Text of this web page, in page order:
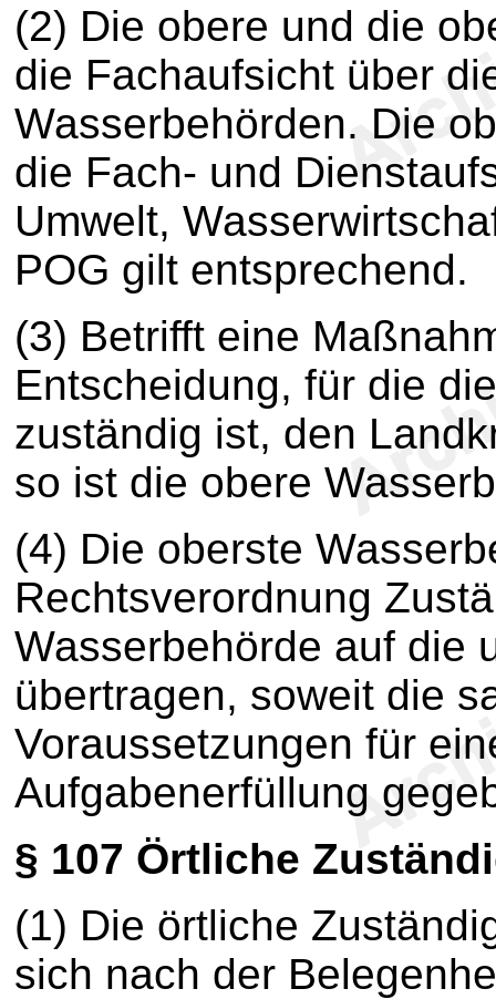
(2) Die obere und die
die Fachaufsicht über
Wasserbehörden. Die
die Fach- und
Umwelt,
POG gilt entsprechend.
(3) Betrifft eine
Entscheidung, für die
zuständig ist, den
so ist die obere
(4) Die oberste
Rechtsverordnung
Wasserbehörde auf die
übertragen, soweit die
Voraussetzungen für
Aufgabenerfüllung
§ 107 Örtliche
(1) Die örtliche
sich nach der